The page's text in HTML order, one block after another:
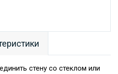
стену со стеклом или